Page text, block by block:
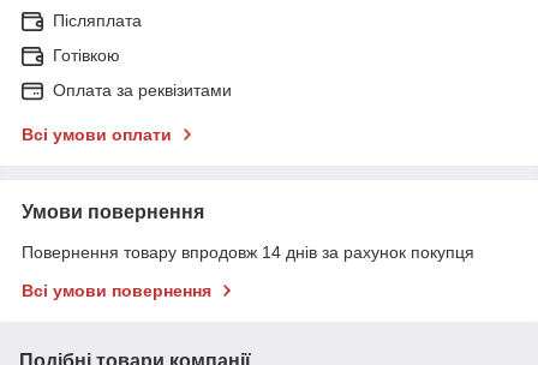
Післяплата
Готівкою
Оплата за реквізитами
Всі умови оплати
Умови повернення
Повернення товару впродовж 14 днів за рахунок покупця
Всі умови повернення
Подібні товари компанії